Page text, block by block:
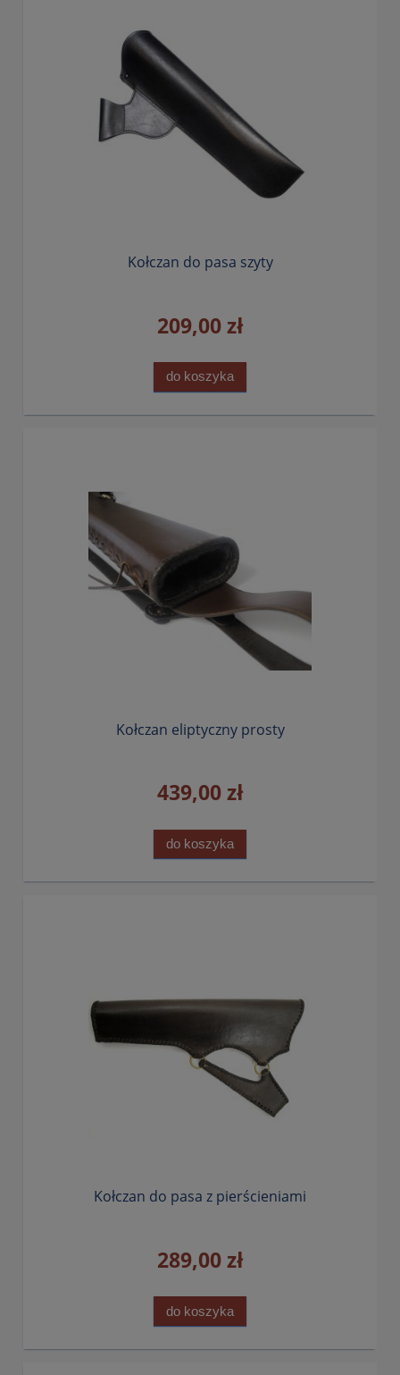
Kołczan do pasa szyty
209,00 zł
do koszyka
Kołczan eliptyczny prosty
439,00 zł
do koszyka
Kołczan do pasa z pierścieniami
289,00 zł
do koszyka